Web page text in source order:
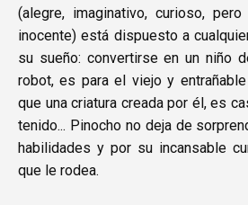
(alegre, imaginativo, curioso,
inocente) está dispuesto a
su sueño: convertirse en un niño
robot, es para el viejo y
que una criatura creada por él, es
tenido... Pinocho no deja de
habilidades y por su incansable
que le rodea.